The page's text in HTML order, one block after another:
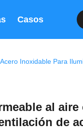
Casos
al
de